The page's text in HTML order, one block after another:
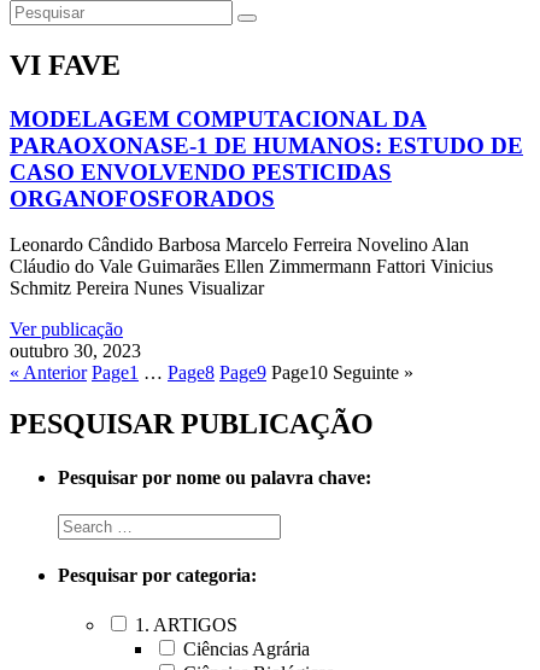
VI FAVE
MODELAGEM COMPUTACIONAL DA
PARAOXONASE-1 DE HUMANOS: ESTUDO DE
CASO ENVOLVENDO PESTICIDAS
ORGANOFOSFORADOS
Leonardo Cândido Barbosa Marcelo Ferreira Novelino Alan
Cláudio do Vale Guimarães Ellen Zimmermann Fattori Vinicius
Schmitz Pereira Nunes Visualizar
Ver publicação
outubro 30, 2023
« Anterior Page1 … Page8 Page9 Page10 Seguinte »
PESQUISAR PUBLICAÇÃO
Pesquisar por nome ou palavra chave:
Pesquisar por categoria:
1. ARTIGOS
Ciências Agrária